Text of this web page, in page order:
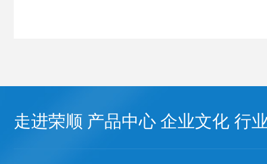
走进荣顺 产品中心 企业文化 行